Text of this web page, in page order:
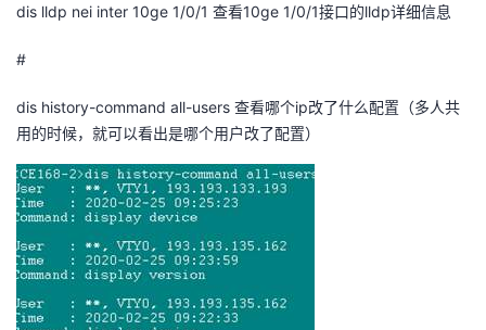
dis lldp nei inter 10ge 1/0/1 查看10ge 1/0/1接口的lldp详细信息
#
dis history-command all-users 查看哪个ip改了什么配置（多人共
用的时候，就可以看出是哪个用户改了配置）